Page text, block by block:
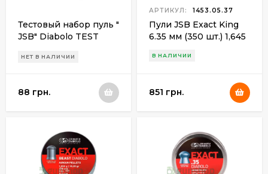
Тестовый набор пуль "
JSB" Diabolo TEST
гр.; 0,547 гр.; 0,670 гр.)
НЕТ В НАЛИЧИИ
88 грн.
АРТИКУЛ: 1453.05.37
Пули JSB Exact King
6.35 мм (350 шт.) 1,645
В НАЛИЧИИ
851 грн.